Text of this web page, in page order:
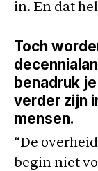
in. En dat
Toch
benadruk
verder zijn
mensen.
“De
begin niet